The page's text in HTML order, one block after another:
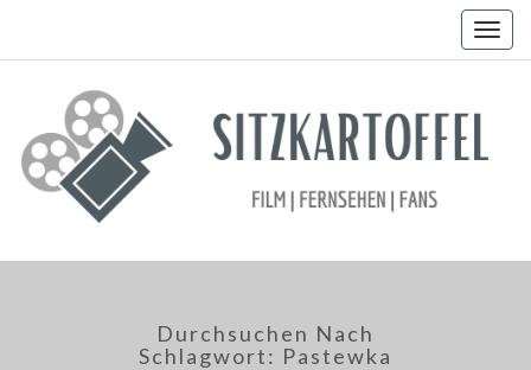
Durchsuchen Nach
Schlagwort: Pastewka